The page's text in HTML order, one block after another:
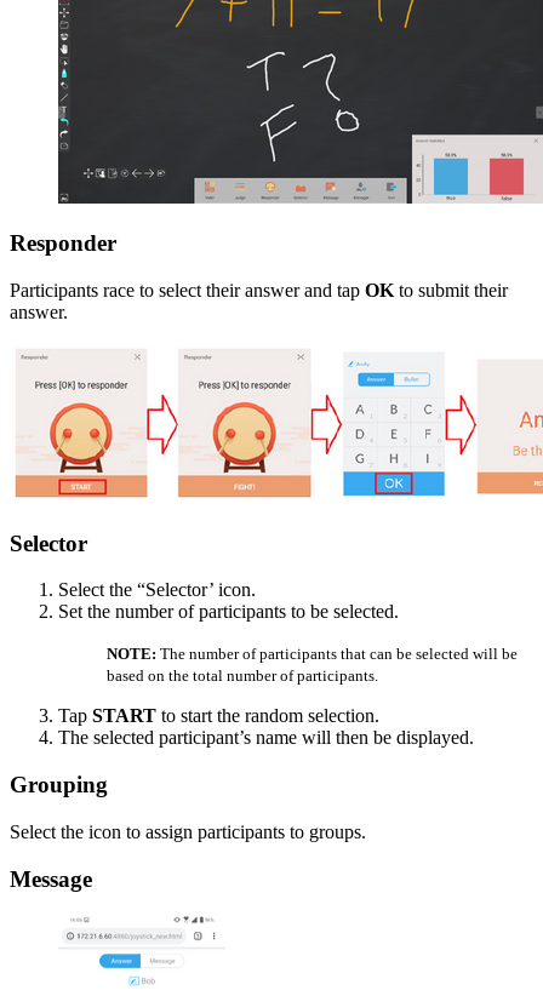
Responder
Participants race to select their answer and tap OK to submit their
answer.
Selector
Select the “Selector’ icon.
Set the number of participants to be selected.
NOTE: The number of participants that can be selected will be
based on the total number of participants.
Tap START to start the random selection.
The selected participant’s name will then be displayed.
Grouping
Select the icon to assign participants to groups.
Message